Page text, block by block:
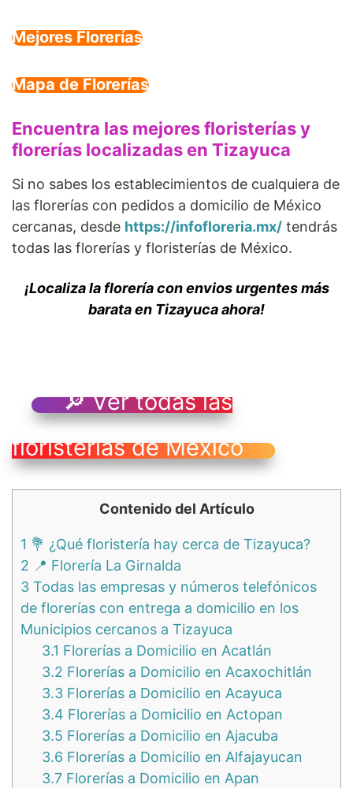
Mejores Florerías
Mapa de Florerías
Encuentra las mejores floristerías y
florerías localizadas en Tizayuca
Si no sabes los establecimientos de cualquiera de
las florerías con pedidos a domicilio de México
cercanas, desde https://infofloreria.mx/ tendrás
todas las florerías y floristerías de México.
¡Localiza la florería con envios urgentes más
barata en Tizayuca ahora!
🔎 Ver todas las
floristerías de México
Contenido del Artículo
1 💐 ¿Qué floristería hay cerca de Tizayuca?
2 📍 Florería La Girnalda
3 Todas las empresas y números telefónicos
de florerías con entrega a domicilio en los
Municipios cercanos a Tizayuca
3.1 Florerías a Domicilio en Acatlán
3.2 Florerías a Domicilio en Acaxochitlán
3.3 Florerías a Domicilio en Acayuca
3.4 Florerías a Domicilio en Actopan
3.5 Florerías a Domicilio en Ajacuba
3.6 Florerías a Domicilio en Alfajayucan
3.7 Florerías a Domicilio en Apan